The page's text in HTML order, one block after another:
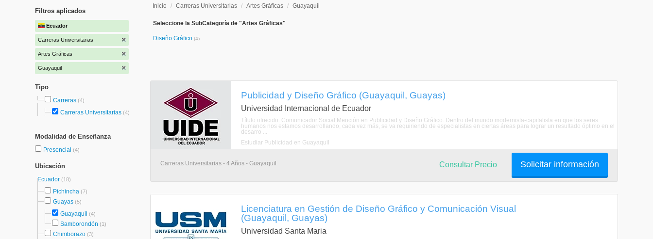
Filtros aplicados
Ecuador
Carreras Universitarias
Artes Gráficas
Guayaquil
Tipo
Carreras (4)
Carreras Universitarias (4)
Modalidad de Enseñanza
Presencial (4)
Ubicación
Ecuador (18)
Pichincha (7)
Guayas (5)
Guayaquil (4)
Samborondón (1)
Chimborazo (3)
Inicio / Carreras Universitarias / Artes Gráficas / Guayaquil
Seleccione la SubCategoría de "Artes Gráficas"
Diseño Gráfico (4)
Publicidad y Diseño Gráfico (Guayaquil, Guayas)
Universidad Internacional de Ecuador
Título ofrecido: Comunicador Social Mención en Publicidad y Diseño Gráfico. Dentro del mundo modernista-capitalista en que los seres
humanos nos estamos desarrollando, cada vez más, se va requiriendo de especialistas en ciertas áreas para lograr un resultado óptimo en el
desarro ...
Estudiar Publicidad en Guayaquil
Carreras Universitarias - 4 Años - Guayaquil Solicitar información
Consultar Precio
Licenciatura en Gestión de Diseño Gráfico y Comunicación Visual
(Guayaquil, Guayas)
Universidad Santa Maria